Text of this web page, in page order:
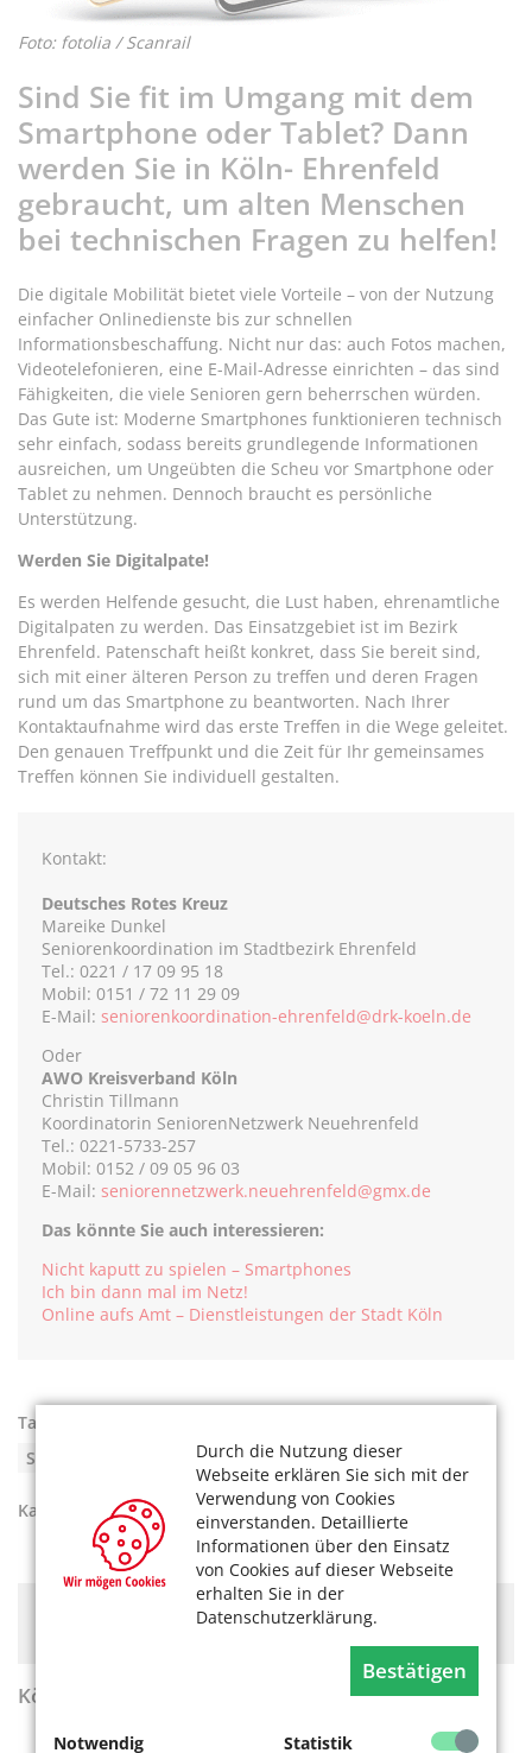
Durch die Nutzung dieser
Webseite erklären Sie sich mit der
Verwendung von Cookies
einverstanden. Detaillierte
Informationen über den Einsatz
von Cookies auf dieser Webseite
erhalten Sie in der
Datenschutzerklärung.
Bestätigen
Notwendig Statistik
Foto: fotolia / Scanrail
Sind Sie fit im Umgang mit dem
Smartphone oder Tablet? Dann
werden Sie in Köln- Ehrenfeld
gebraucht, um alten Menschen
bei technischen Fragen zu helfen!
Die digitale Mobilität bietet viele Vorteile – von der Nutzung
einfacher Onlinedienste bis zur schnellen
Informationsbeschaffung. Nicht nur das: auch Fotos machen,
Videotelefonieren, eine E-Mail-Adresse einrichten – das sind
Fähigkeiten, die viele Senioren gern beherrschen würden.
Das Gute ist: Moderne Smartphones funktionieren technisch
sehr einfach, sodass bereits grundlegende Informationen
ausreichen, um Ungeübten die Scheu vor Smartphone oder
Tablet zu nehmen. Dennoch braucht es persönliche
Unterstützung.
Werden Sie Digitalpate!
Es werden Helfende gesucht, die Lust haben, ehrenamtliche
Digitalpaten zu werden. Das Einsatzgebiet ist im Bezirk
Ehrenfeld. Patenschaft heißt konkret, dass Sie bereit sind,
sich mit einer älteren Person zu treffen und deren Fragen
rund um das Smartphone zu beantworten. Nach Ihrer
Kontaktaufnahme wird das erste Treffen in die Wege geleitet.
Den genauen Treffpunkt und die Zeit für Ihr gemeinsames
Treffen können Sie individuell gestalten.
Kontakt:
Deutsches Rotes Kreuz
Mareike Dunkel
Seniorenkoordination im Stadtbezirk Ehrenfeld
Tel.: 0221 / 17 09 95 18
Mobil: 0151 / 72 11 29 09
E-Mail: seniorenkoordination-ehrenfeld@drk-koeln.de
Oder
AWO Kreisverband Köln
Christin Tillmann
Koordinatorin SeniorenNetzwerk Neuehrenfeld
Tel.: 0221-5733-257
Mobil: 0152 / 09 05 96 03
E-Mail: seniorennetzwerk.neuehrenfeld@gmx.de
Das könnte Sie auch interessieren:
Nicht kaputt zu spielen – Smartphones
Ich bin dann mal im Netz!
Online aufs Amt – Dienstleistungen der Stadt Köln
Tags:
Smartphone und Tablet
Kategorien: Ehrenamt
Hier könnte Werbung stehen, mit der wir uns
Cookie-Meldung
KölnerLeben Sommer 2026